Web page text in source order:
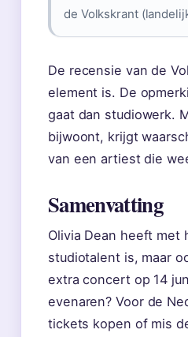
de Volkskrant
De recensie van de
element is. De
gaat dan studiowerk.
bijwoont, krijgt
van een artiest die
Samenvatting
Olivia Dean heeft met
studiotalent is, maar
extra concert op 14
evenaren? Voor de
tickets kopen of mis